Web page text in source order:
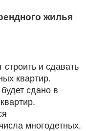
жилья
строить и сдавать
квартир.
сдано в
многодетных.